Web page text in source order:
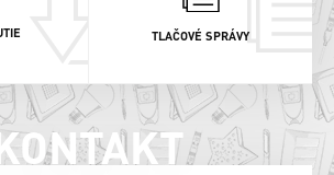
TLAČOVÉ SPRÁVY